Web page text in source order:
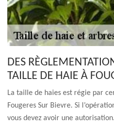
DES
TAILLE DE HAIE À
La taille de haies est régie par
Fougeres Sur Bievre. Si
vous devez avoir une